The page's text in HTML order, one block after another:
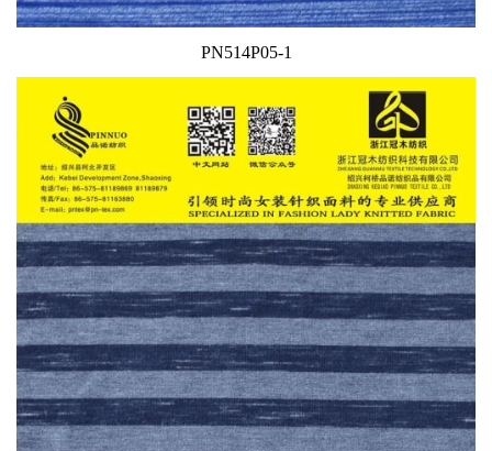
PN514P05-1